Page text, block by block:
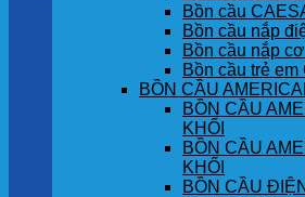
Chưa có sản phẩm trong giỏ
Bồn cầu
Bồn cầu nắp
Bồn cầu nắp
Bồn cầu trẻ em
BỒN CẦU
BỒN CẦU
KHỐI
BỒN CẦU
KHỐI
BỒN CẦU